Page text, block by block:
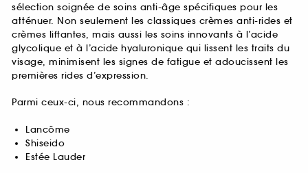
sélection soignée de soins anti-âge spécifiques pour les
atténuer. Non seulement les classiques crèmes anti-rides et
crèmes liftantes, mais aussi les soins innovants à l’acide
glycolique et à l’acide hyaluronique qui lissent les traits du
visage, minimisent les signes de fatigue et adoucissent les
premières rides d’expression.
Parmi ceux-ci, nous recommandons :
Lancôme
Shiseido
Estée Lauder